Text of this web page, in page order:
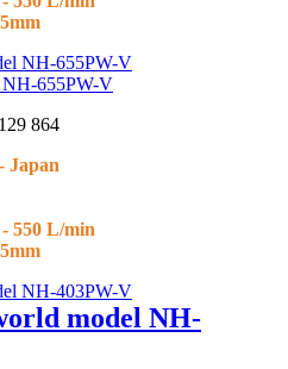
NH-655PW-V
864
Japan
- 550 L/min
model NH-